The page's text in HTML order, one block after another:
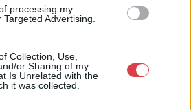
processing my
Advertising.
Collection, Use,
or Sharing of my
Is Unrelated with the
it was collected.
Kedd-től péntek-ig 11.00-este
az érdeklődőket.
MŰTÁRGYAI